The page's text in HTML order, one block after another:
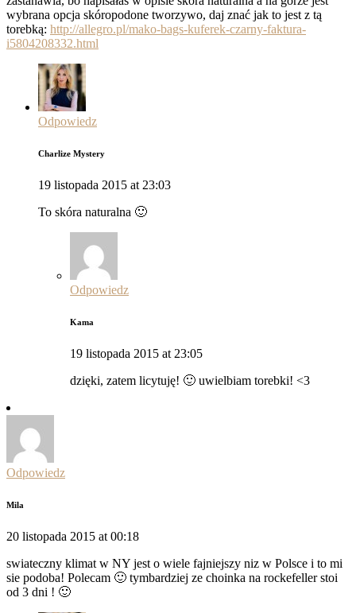
wybrana opcja skóropodone tworzywo, daj znać jak to jest z tą
torebką: http://allegro.pl/mako-bags-kuferek-czarny-faktura-
i5804208332.html
Odpowiedz
Charlize Mystery
19 listopada 2015 at 23:03
To skóra naturalna 🙂
Odpowiedz
Kama
19 listopada 2015 at 23:05
dzięki, zatem licytuję! 🙂 uwielbiam torebki! <3
Odpowiedz
Mila
20 listopada 2015 at 00:18
swiateczny klimat w NY jest o wiele fajniejszy niz w Polsce i to mi
sie podoba! Polecam 🙂 tymbardziej ze choinka na rockefeller stoi
od 3 dni ! 🙂